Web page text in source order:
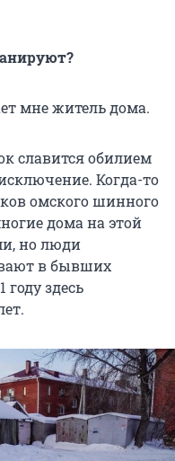
мне житель дома.
славится обилием
Когда-то
омского шинного
дома на этой
но люди
в бывших
году здесь